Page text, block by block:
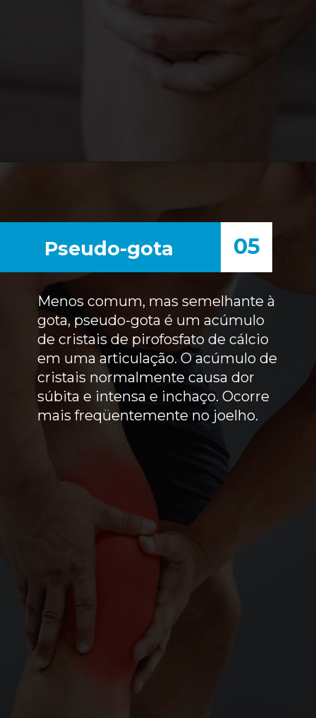
Pseudo-gota
Menos comum, mas semelhante à
gota, pseudo-gota é um acúmulo
de cristais de pirofosfato de cálcio
em uma articulação. O acúmulo de
cristais normalmente causa dor
súbita e intensa e inchaço. Ocorre
mais freqüentemente no joelho.
05